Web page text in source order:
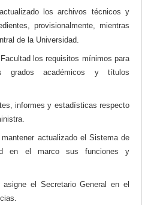
los archivos técnicos y
provisionalmente, mientras
de la Universidad.
los requisitos mínimos para
académicos y títulos
informes y estadísticas respecto
mantener actualizado el Sistema de
en el marco sus funciones y
el Secretario General en el